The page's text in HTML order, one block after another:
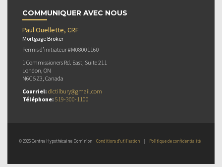
COMMUNIQUER AVEC NOUS
Paul Ouellette, CRF
Mortgage Broker
Permis d’initiateur #M08001160
1 Commissioners Rd. East, Suite 211
London, ON
N6C 5Z3, Canada
Courriel: dlctilbury@gmail.com
Téléphone: 519-300-1100
© 2026 Centres Hypothécaires Dominion Conditions d’utilisation | Politique de confidentialité